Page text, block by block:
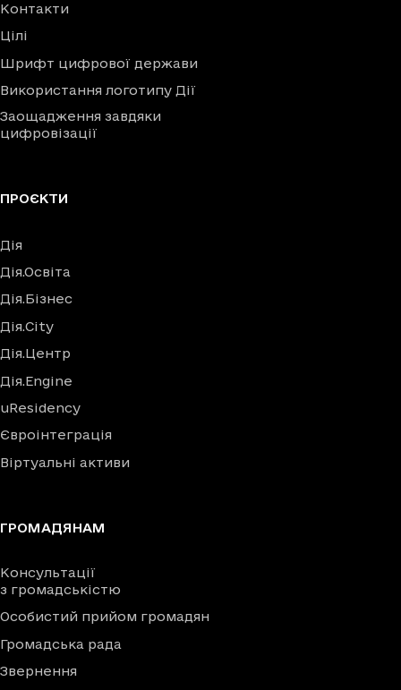
Контакти
Цілі
Шрифт цифрової держави
Використання логотипу Дії
Заощадження завдяки
цифровізації
ПРОЄКТИ
Дія
Дія.Освіта
Дія.Бізнес
Дія.City
Дія.Центр
Дія.Engine
uResidency
Євроінтеграція
Віртуальні активи
ГРОМАДЯНАМ
Консультації
з громадськістю
Особистий прийом громадян
Громадська рада
Звернення